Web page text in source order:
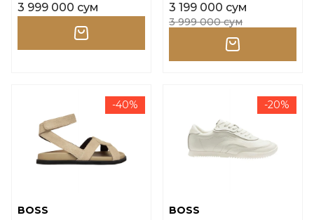
3 999 000 сум 3 199 000 сум
3 999 000 сум
-40%
BOSS
-20%
BOSS